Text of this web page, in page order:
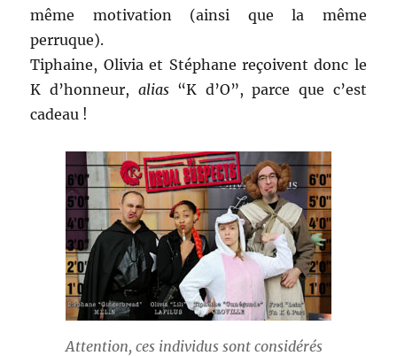
même motivation (ainsi que la même
perruque).
Tiphaine, Olivia et Stéphane reçoivent donc le
K d’honneur, alias“K d’O”, parce que c’est
cadeau !
Attention, ces individus sont considérés